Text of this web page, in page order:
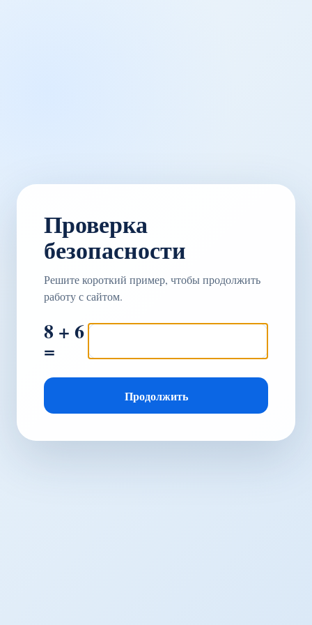
Проверка
безопасности
Решите короткий пример, чтобы продолжить
работу с сайтом.
8 + 6
=
Продолжить